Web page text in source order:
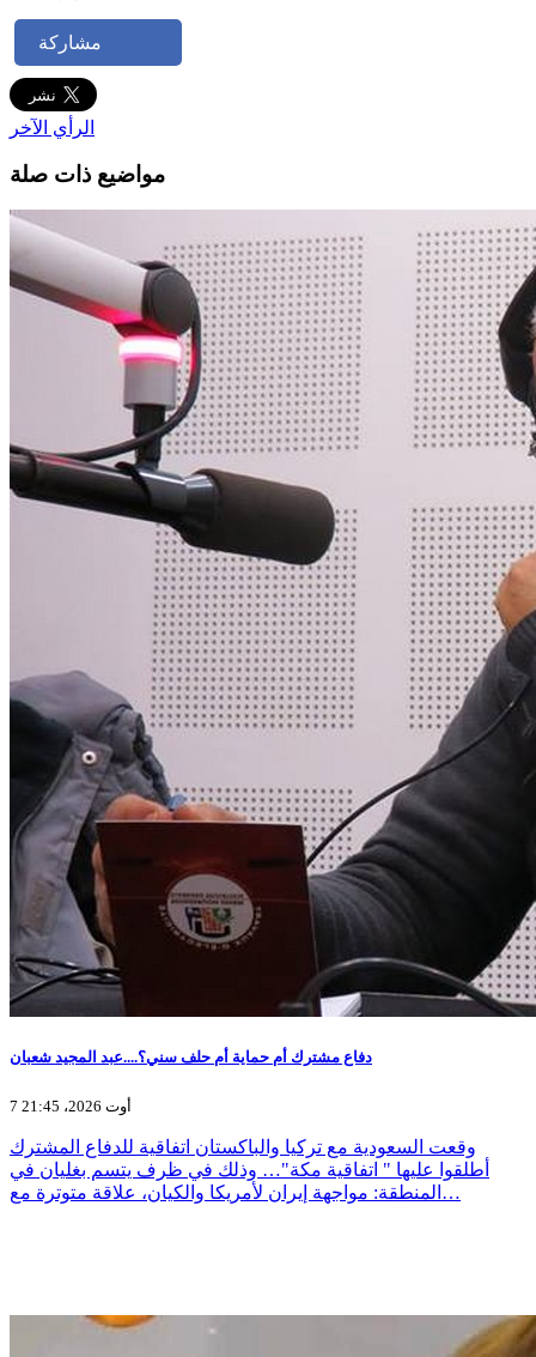
مشاركة
الرأي الآخر
مواضيع ذات صلة
دفاع مشترك أم حماية أم حلف سني؟....عبد المجيد شعبان
7 أوت 2026، 21:45
وقعت السعودية مع تركيا والباكستان اتفاقية للدفاع المشترك
أطلقوا عليها " اتفاقية مكة"… وذلك في ظرف يتسم بغليان في
المنطقة: مواجهة إيران لأمريكا والكيان، علاقة متوترة مع…